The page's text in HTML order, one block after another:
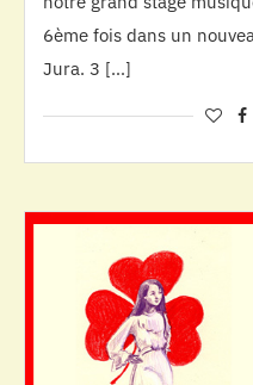
6ème fois dans un
Jura. 3 […]